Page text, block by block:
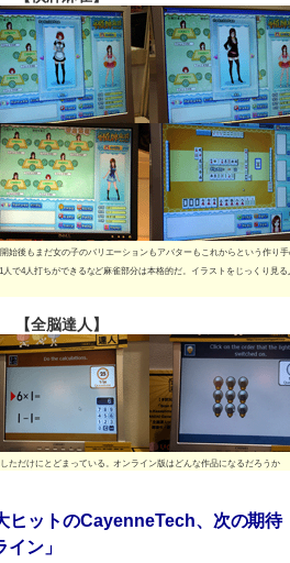
始後もまだ女の子のバリエーションもアバターもこれからという作り
で4人打ちができるなど麻雀部分は本格的だ。イラストをじっくり見る
【全脳達人】
ただけにとどまっている。オンライン版はどんな作品になるだろうか
ットのCayenneTech、次の期待
ン」